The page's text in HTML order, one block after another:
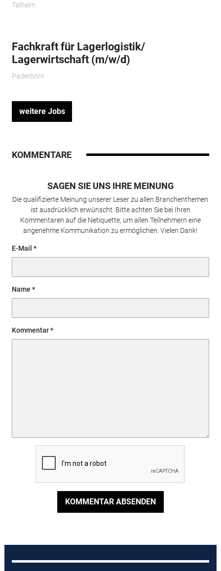
Talheim
Fachkraft für Lagerlogistik/
Lagerwirtschaft (m/w/d)
Paderborn
weitere Jobs
KOMMENTARE
SAGEN SIE UNS IHRE MEINUNG
Die qualifizierte Meinung unserer Leser zu allen Branchenthemen
ist ausdrücklich erwünscht. Bitte achten Sie bei Ihren
Kommentaren auf die Netiquette, um allen Teilnehmern eine
angenehme Kommunikation zu ermöglichen. Vielen Dank!
E-Mail
Name
Kommentar
KOMMENTAR ABSENDEN